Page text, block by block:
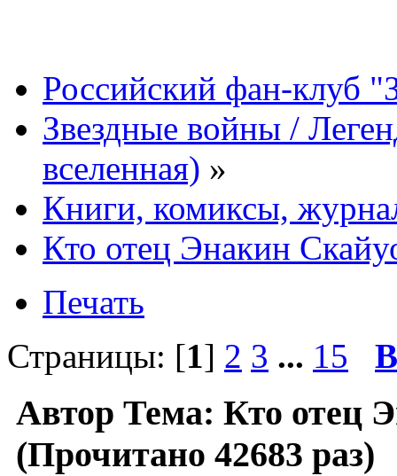
Российский фан-клуб
Звездные войны /
вселенная) »
Книги, комиксы,
Кто отец Энакин
Печать
Страницы: [1] 2 3 ... 15
Автор Тема: Кто отец
(Прочитано 42683 раз)